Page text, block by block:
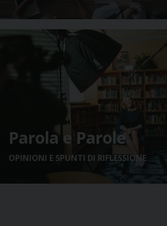
Parola e Parole
OPINIONI E SPUNTI DI RIFLESSIONE